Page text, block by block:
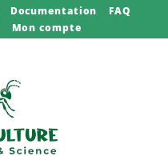
Documentation
FAQ
Mon compte